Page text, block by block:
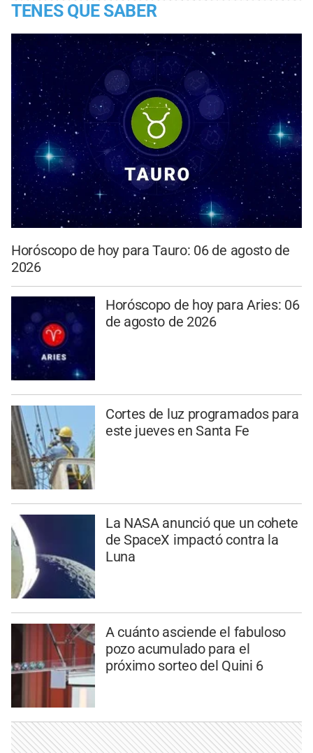
TENES QUE SABER
Horóscopo de hoy para Tauro: 06 de agosto de
2026
Horóscopo de hoy para Aries: 06
de agosto de 2026
Cortes de luz programados para
este jueves en Santa Fe
La NASA anunció que un cohete
de SpaceX impactó contra la
Luna
A cuánto asciende el fabuloso
pozo acumulado para el
próximo sorteo del Quini 6